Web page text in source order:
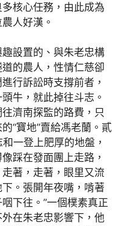
核心任務，由此成為
人好漢。
設置的、與朱老忠構
的農人，性情仁慈卻
行訴訟時支撐前者，
牛，就此掉往斗志。
濟南探監的路費，只
“寶地”賣給馮老蘭。貳
一登上肥厚的地盤，
踩在發面團上走路，
著，走著，眼里又流
。張開年夜嘴，啃著
下往。”一個樸素真正
在朱老忠影響下，他